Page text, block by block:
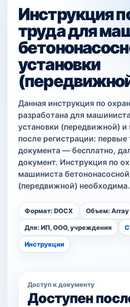
Инструкция
труда для
установки
Данная инструкция по
разработана для
установки (передвижной) и
после регистрации:
документа — бесплатно,
документ. Инструкция по
машиниста
(передвижной)
Формат: DOCX Объем: Array
Для: ИП, ООО, учреждения
Инструкции
Доступ к документу
Доступен